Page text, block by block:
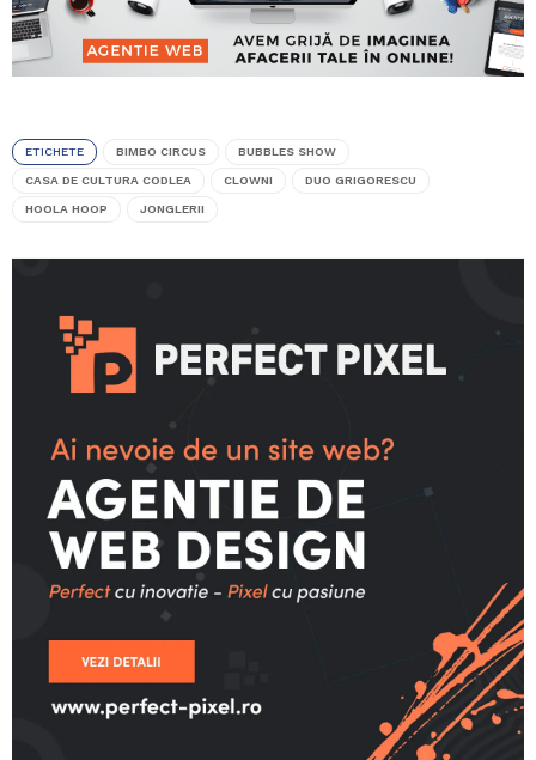
ETICHETE BIMBO CIRCUS BUBBLES SHOW
CASA DE CULTURA CODLEA CLOWNI DUO GRIGORESCU
HOOLA HOOP JONGLERII